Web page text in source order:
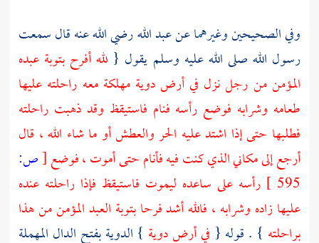
وفي الصحيحين وغيرهما عنعبد اللهرضي الله عنه قال سمعت
رسول الله صلى الله عليه وسلم يقول { لله أفرح بتوبة عبده
المؤمن من رجل نزل في أرض دوية مهلكة معه راحلته عليها
طعامه وشرابه فوضع رأسه فنام فاستيقظ وقد ذهبت راحلته
فطلبها حتى إذا اشتد عليه الحر والعطش أو ما شاء الله ، قال
أرجع إلى مكاني الذي كنت فيه فأنام حتى أموت ، فوضع[ص:
595 ]
رأسه على ساعده ليموت فاستيقظ فإذا راحلته عنده
عليها زاده وشرابه ، فالله أشد فرحا بتوبة العبد المؤمن من هذا
براحلته } . قوله { في أرض دوية } الدوية بفتح الدال المهملة